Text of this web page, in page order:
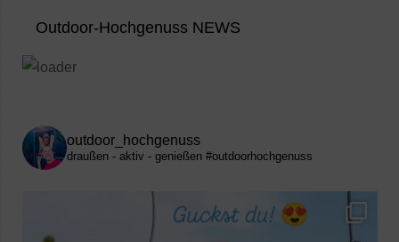
Outdoor-Hochgenuss NEWS
outdoor_hochgenuss
draußen - aktiv - genießen #outdoorhochgenuss